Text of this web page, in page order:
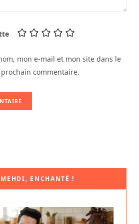
mon e-mail et mon site dans le
commentaire.
ENCHANTÉ !